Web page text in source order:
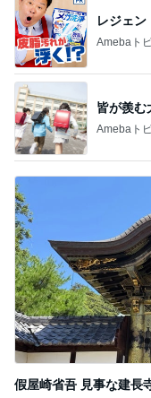
レジェン
Amebaト
皆が羨む
Amebaト
假屋崎省吾 見事な建長